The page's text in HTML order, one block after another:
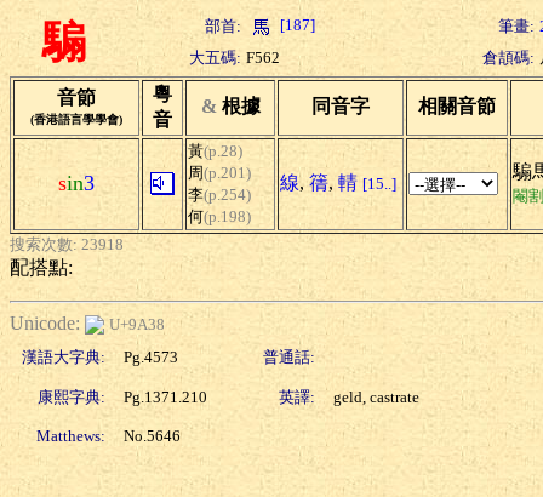
騸 部首: [187] 筆畫:
大五碼: F562 倉頡碼:
音節
(香港語言學學會)
粵
音
& 根據 同音字 相關音節
sin3
黃(p.28)
周(p.201)
李(p.254)
何(p.198)
線, 篟, 輤 [15..]
騸
閹
搜索次數: 23918
配搭點:
Unicode:
U+9A38
漢語大字典:
Pg.4573 普通話:
康熙字典: Pg.1371.210 英譯: geld, castrate
Matthews: No.5646